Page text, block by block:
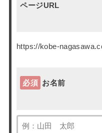
ページURL
https://kobe-
必須 お名前